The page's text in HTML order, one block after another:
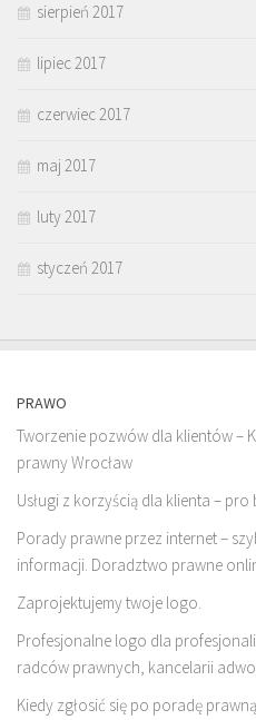
sierpień 2017
lipiec 2017
czerwiec 2017
maj 2017
luty 2017
styczeń 2017
PRAWO
Tworzenie pozwów dla klientów –
prawny Wrocław
Usługi z korzyścią dla klienta –
Porady prawne przez internet –
informacji. Doradztwo prawne
Zaprojektujemy twoje logo.
Profesjonalne logo dla
radców prawnych, kancelarii
Kiedy zgłosić się po poradę